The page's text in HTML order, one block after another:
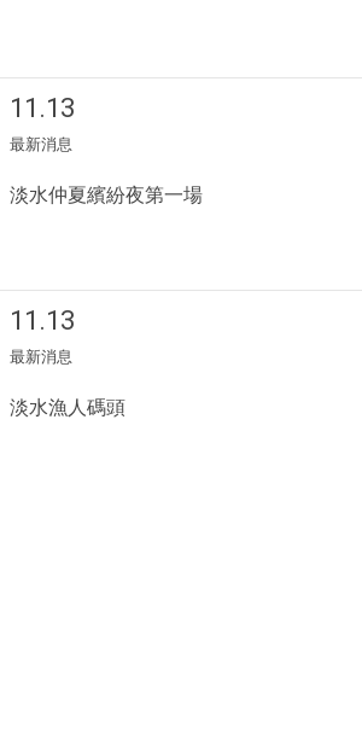
11.13
最新消息
淡水仲夏繽紛夜第一場
11.13
最新消息
淡水漁人碼頭